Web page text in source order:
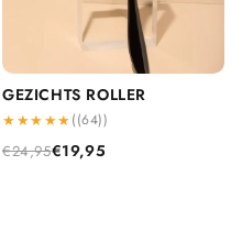
GEZICHTS ROLLER
★★★★★((64))
€24,95€19,95